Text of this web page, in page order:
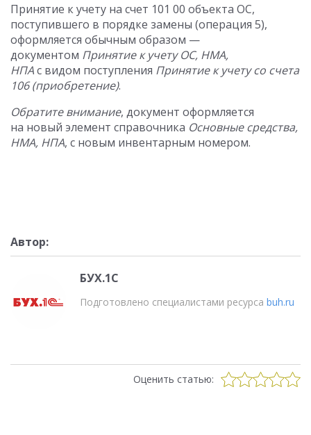
Принятие к учету на счет 101 00 объекта ОС,
поступившего в порядке замены (операция 5),
оформляется обычным образом —
документом Принятие к учету ОС, НМА,
НПАс видом поступления Принятие к учету со счета
106 (приобретение).
Обратите внимание, документ оформляется
на новый элемент справочника Основные средства,
НМА, НПА, с новым инвентарным номером.
Автор:
БУХ.1С
Подготовлено специалистами ресурса buh.ru
Оценить статью: